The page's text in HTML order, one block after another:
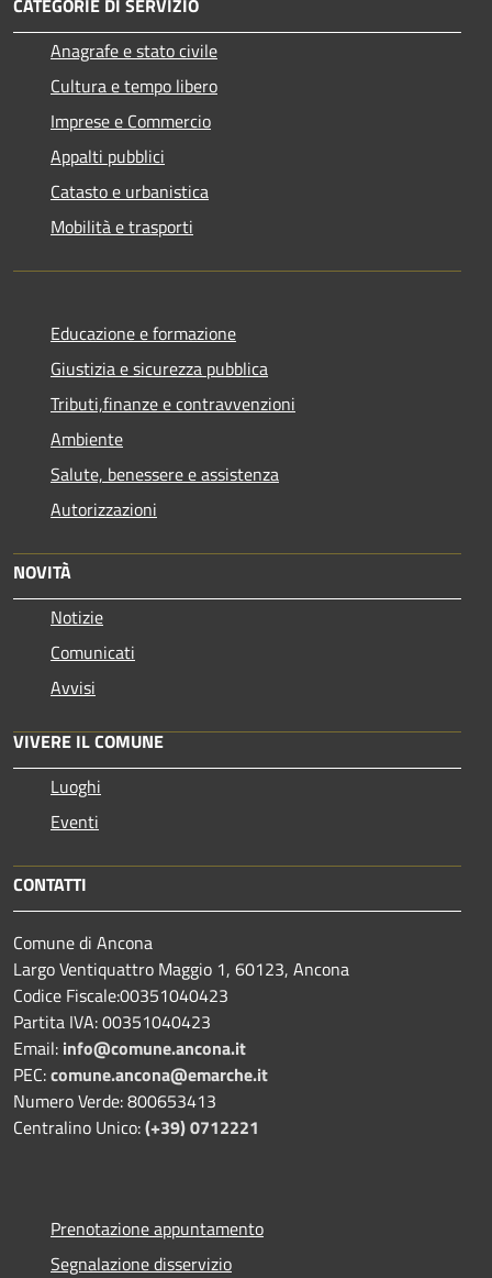
Anagrafe e stato civile
Cultura e tempo libero
Imprese e Commercio
Appalti pubblici
Catasto e urbanistica
Mobilità e trasporti
Educazione e formazione
Giustizia e sicurezza pubblica
Tributi,finanze e contravvenzioni
Ambiente
Salute, benessere e assistenza
Autorizzazioni
NOVITÀ
Notizie
Comunicati
Avvisi
VIVERE IL COMUNE
Luoghi
Eventi
CONTATTI
Comune di Ancona
Largo Ventiquattro Maggio 1, 60123, Ancona
Codice Fiscale:00351040423
Partita IVA: 00351040423
Email: info@comune.ancona.it
PEC:comune.ancona@emarche.it
Numero Verde: 800653413
Centralino Unico:(+39) 0712221
Prenotazione appuntamento
Segnalazione disservizio